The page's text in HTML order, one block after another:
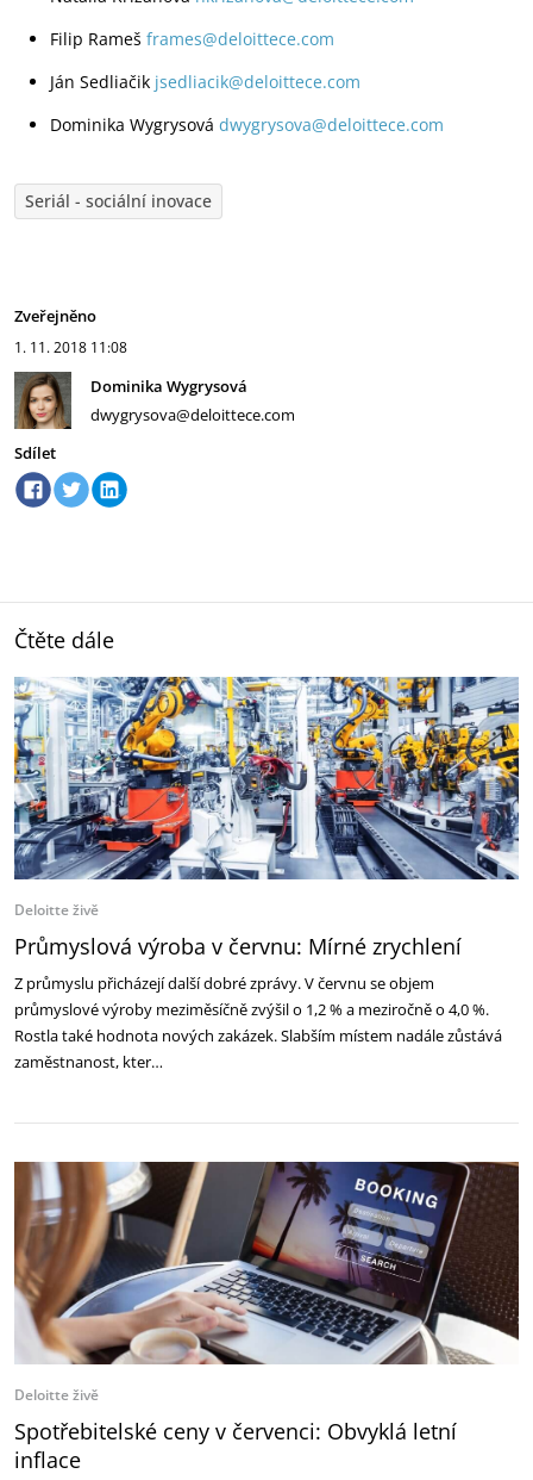
Filip Rameš frames@deloittece.com
Ján Sedliačik jsedliacik@deloittece.com
Dominika Wygrysová dwygrysova@deloittece.com
Seriál - sociální inovace
Zveřejněno
1. 11. 2018 11:08
Dominika Wygrysová
dwygrysova@deloittece.com
Sdílet
Čtěte dále
Deloitte živě
Průmyslová výroba v červnu: Mírné zrychlení
Z průmyslu přicházejí další dobré zprávy. V červnu se objem
průmyslové výroby meziměsíčně zvýšil o 1,2 % a meziročně o 4,0 %.
Rostla také hodnota nových zakázek. Slabším místem nadále zůstává
zaměstnanost, kter…
Deloitte živě
Spotřebitelské ceny v červenci: Obvyklá letní
inflace